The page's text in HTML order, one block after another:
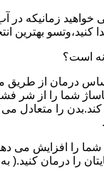
خواهید زمانیکه در
کنید،وتسو بهترین
است؟
درمان از طریق
شما را از شر
را متعادل می
شما را افزایش می
را درمان کنید.(